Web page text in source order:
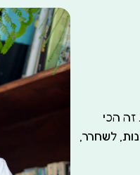
הכי
לשחרר,